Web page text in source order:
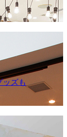
ッズも